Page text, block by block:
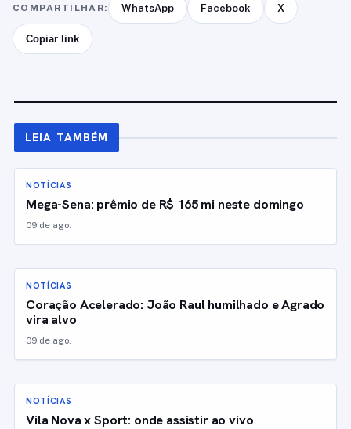
COMPARTILHAR: WhatsApp Facebook X
Copiar link
LEIA TAMBÉM
NOTÍCIAS
Mega-Sena: prêmio de R$ 165 mi neste domingo
09 de ago.
NOTÍCIAS
Coração Acelerado: João Raul humilhado e Agrado
vira alvo
09 de ago.
NOTÍCIAS
Vila Nova x Sport: onde assistir ao vivo